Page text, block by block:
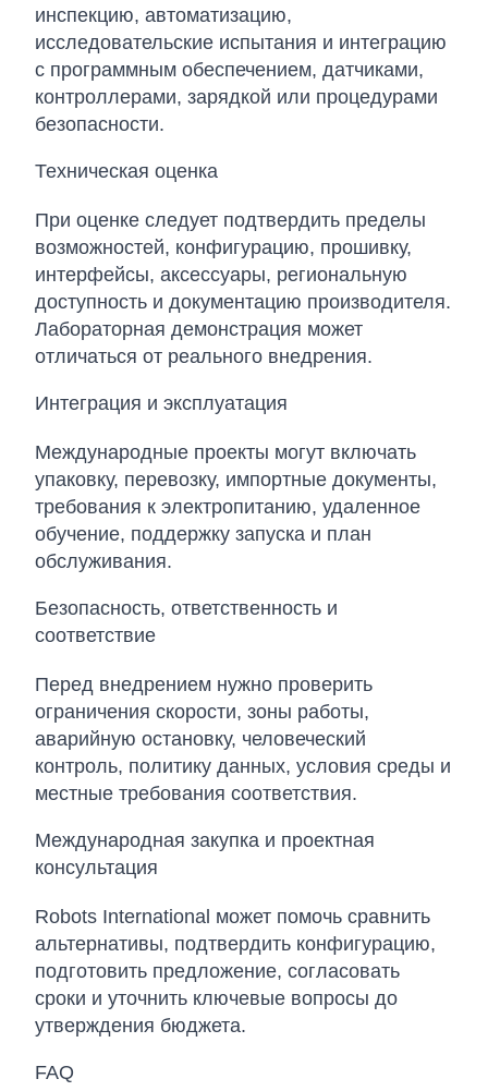
инспекцию, автоматизацию,
исследовательские испытания и интеграцию
с программным обеспечением, датчиками,
контроллерами, зарядкой или процедурами
безопасности.
Техническая оценка
При оценке следует подтвердить пределы
возможностей, конфигурацию, прошивку,
интерфейсы, аксессуары, региональную
доступность и документацию производителя.
Лабораторная демонстрация может
отличаться от реального внедрения.
Интеграция и эксплуатация
Международные проекты могут включать
упаковку, перевозку, импортные документы,
требования к электропитанию, удаленное
обучение, поддержку запуска и план
обслуживания.
Безопасность, ответственность и
соответствие
Перед внедрением нужно проверить
ограничения скорости, зоны работы,
аварийную остановку, человеческий
контроль, политику данных, условия среды и
местные требования соответствия.
Международная закупка и проектная
консультация
Robots International может помочь сравнить
альтернативы, подтвердить конфигурацию,
подготовить предложение, согласовать
сроки и уточнить ключевые вопросы до
утверждения бюджета.
FAQ